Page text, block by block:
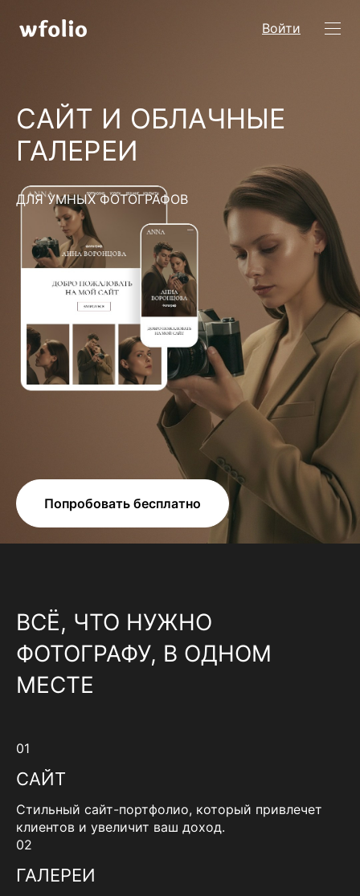
Войти
САЙТ И ОБЛАЧНЫЕ
ГАЛЕРЕИ
ДЛЯ УМНЫХ ФОТОГРАФОВ
Попробовать бесплатно
ВСЁ, ЧТО НУЖНО
ФОТОГРАФУ, В ОДНОМ
МЕСТЕ
01
САЙТ
Стильный сайт-портфолио, который привлечет
клиентов и увеличит ваш доход.
02
ГАЛЕРЕИ